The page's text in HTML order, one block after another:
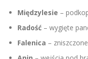
Międzylesie –
Radość – wygięte
Falenica –